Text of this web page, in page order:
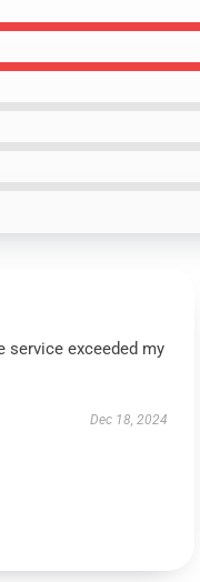
service exceeded my
Dec 18, 2024